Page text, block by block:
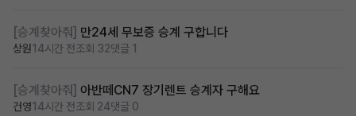
[승계찾아줘] 만24세 무보증 승계 구합니다
상원14시간 전조회 32댓글 1
[승계찾아줘] 아반떼CN7 장기렌트 승계자 구해요
건영14시간 전조회 24댓글 0